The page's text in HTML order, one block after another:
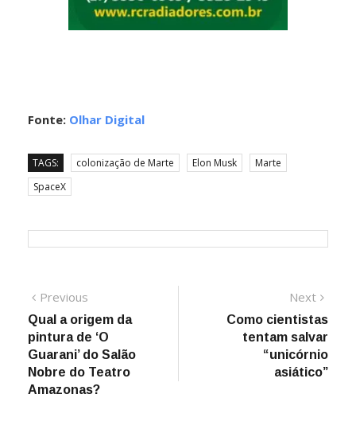
Fonte: Olhar Digital
TAGS: colonização de Marte Elon Musk
Marte
SpaceX
Navegação
de
Post
Previous
post:
Qual a origem da
pintura de ‘O
Guarani’ do Salão
Nobre do Teatro
Amazonas?
Next
post:
Como cientistas
tentam salvar
“unicórnio
asiático”